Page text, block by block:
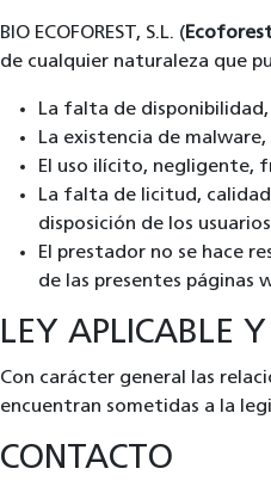
BIO ECOFOREST, S.L. (
de cualquier naturaleza que
La falta de
La existencia de
El uso ilícito, negligente,
La falta de licitud,
disposición de los
El prestador no se hace
de las presentes páginas
LEY APLICABLE Y
Con carácter general las
encuentran sometidas a la
CONTACTO